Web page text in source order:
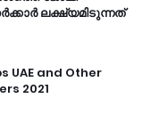
ലക്ഷ്യമിടുന്നത്
UAE and Other
2021